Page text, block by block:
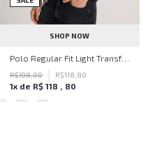
SHOP NOW
Polo Regular Fit Light Transfer Verde Escuro John John Masculina
R$198,00 R$118 80
1x de R$ 118 80